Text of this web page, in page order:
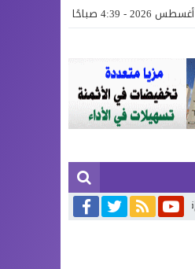
إطلاق حصة إضافية من الدعم